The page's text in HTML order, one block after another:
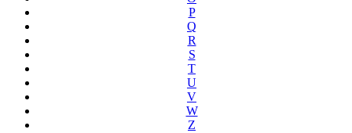
P
Q
R
S
T
U
V
W
Z